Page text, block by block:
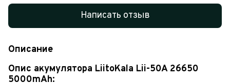
Написать отзыв
Описание
Опис акумулятора LiitoKala Lii-50A 26650
5000mAh: